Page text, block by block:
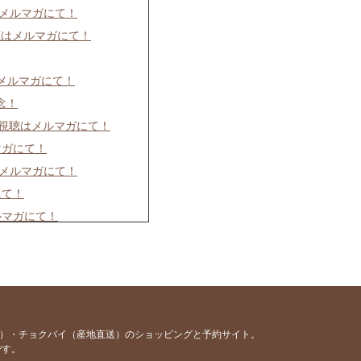
ルマガにて！
メルマガにて！
マガにて！
聴はメルマガにて！
にて！
ルマガにて！
！
ガにて！
！
ガにて！
！
チョクバイ（産地直送）のショッピングと予約サイト。
。